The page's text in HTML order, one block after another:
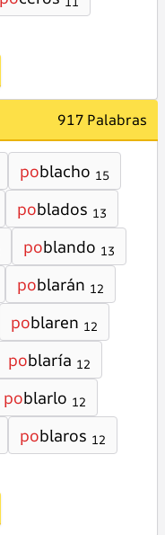
917 Palabras
poblacho 15
poblados 13
poblando 13
poblarán 12
poblaren 12
poblaría 12
poblarlo 12
poblaros 12